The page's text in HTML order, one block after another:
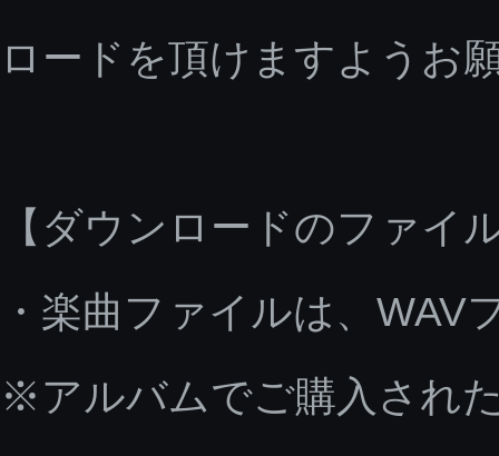
ロードを頂けますようお
【ダウンロードのファイ
・楽曲ファイルは、
※アルバムでご購入され